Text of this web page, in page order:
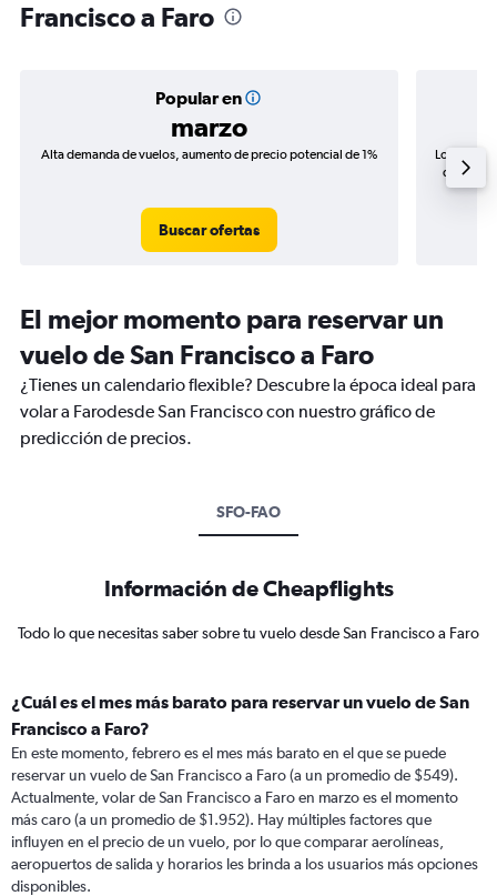
Francisco a Faro
Popular en
marzo
Alta demanda de vuelos, aumento de precio potencial de 1%
Buscar ofertas
Los
de
El mejor momento para reservar un
vuelo de San Francisco a Faro
¿Tienes un calendario flexible? Descubre la época ideal para
volar a Farodesde San Francisco con nuestro gráfico de
predicción de precios.
SFO-FAO
Información de Cheapflights
Todo lo que necesitas saber sobre tu vuelo desde San Francisco a Faro
¿Cuál es el mes más barato para reservar un vuelo de San
Francisco a Faro?
En este momento, febrero es el mes más barato en el que se puede
reservar un vuelo de San Francisco a Faro (a un promedio de $549).
Actualmente, volar de San Francisco a Faro en marzo es el momento
más caro (a un promedio de $1.952). Hay múltiples factores que
influyen en el precio de un vuelo, por lo que comparar aerolíneas,
aeropuertos de salida y horarios les brinda a los usuarios más opciones
disponibles.